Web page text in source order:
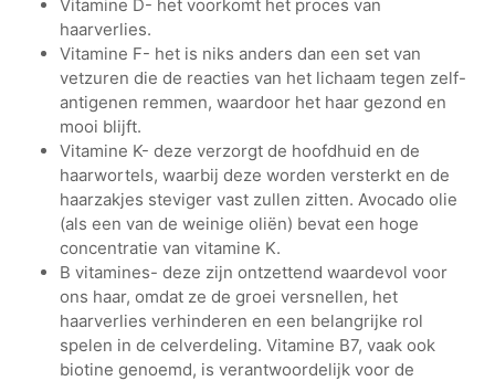
Vitamine D- het voorkomt het proces van
haarverlies.
Vitamine F- het is niks anders dan een set van
vetzuren die de reacties van het lichaam tegen zelf-
antigenen remmen, waardoor het haar gezond en
mooi blijft.
Vitamine K- deze verzorgt de hoofdhuid en de
haarwortels, waarbij deze worden versterkt en de
haarzakjes steviger vast zullen zitten. Avocado olie
(als een van de weinige oliën) bevat een hoge
concentratie van vitamine K.
B vitamines- deze zijn ontzettend waardevol voor
ons haar, omdat ze de groei versnellen, het
haarverlies verhinderen en een belangrijke rol
spelen in de celverdeling. Vitamine B7, vaak ook
biotine genoemd, is verantwoordelijk voor de